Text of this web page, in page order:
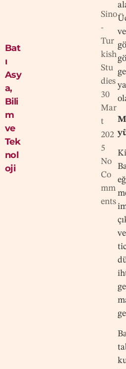
Bat
ı
Asy
a,
Bili
m
ve
Tek
nol
oji
Sino
-
Tur
kish
Stu
dies
30
Mar
t
202
5
No
Co
mm
ents